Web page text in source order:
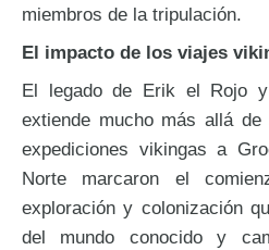
miembros de la tripulación.
El impacto de los viajes
El legado de Erik el Rojo
extiende mucho más allá
expediciones vikingas a
Norte marcaron el
exploración y colonización
del mundo conocido y